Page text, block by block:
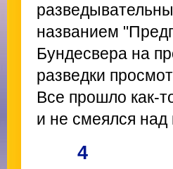
названием
Бундесвера на
разведки
Все прошло как-
и не смеялся
4